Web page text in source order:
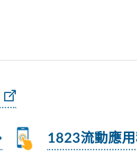
1823流動應